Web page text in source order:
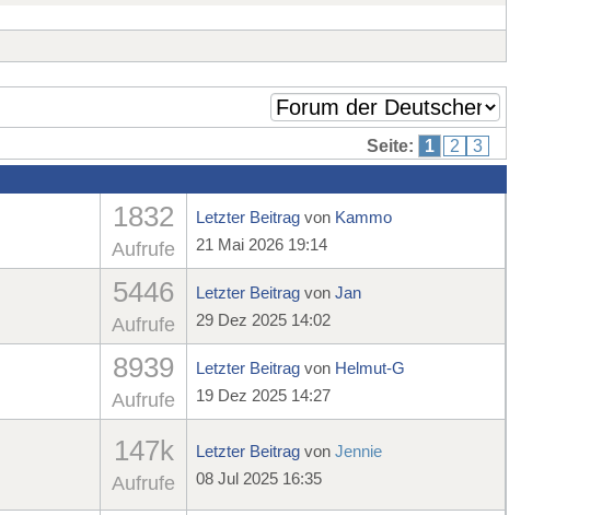
Seite: 1 2
3
1832
Aufrufe
Letzter Beitrag von Kammo
21 Mai 2026 19:14
5446
Aufrufe
Letzter Beitrag von Jan
29 Dez 2025 14:02
8939
Aufrufe
Letzter Beitrag von Helmut-G
19 Dez 2025 14:27
147k
Aufrufe
Letzter Beitrag von Jennie
08 Jul 2025 16:35